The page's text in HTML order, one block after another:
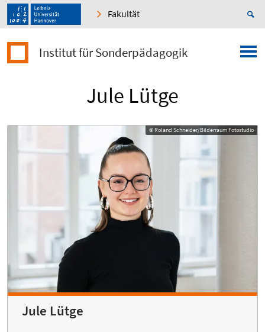
Fakultät
Institut für Sonderpädagogik
Jule Lütge
© Roland Schneider/Bilderraum Fotostudio
Jule Lütge